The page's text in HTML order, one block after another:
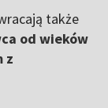
także
od wieków
z